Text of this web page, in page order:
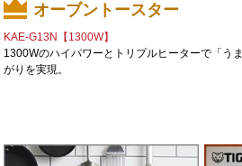
オーブントースター
KAE-G13N【1300W】
1300Wのハイパワーとトリプルヒーターで「う
がりを実現。